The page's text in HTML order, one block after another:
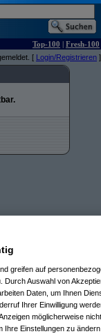
Top-100 | Fresh-100
[ Login/Registrieren ]
greifen auf
Durch Auswahl von
Daten, um Ihnen
Ihrer Einwilligung
möglicherweise
Einstellungen zu